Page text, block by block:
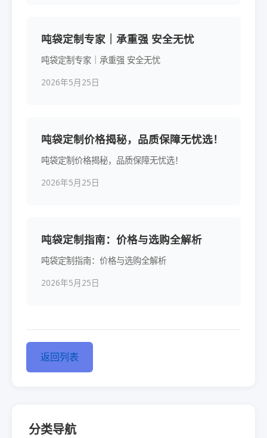
吨袋定制专家｜承重强 安全无忧
吨袋定制专家｜承重强 安全无忧
2026年5月25日
吨袋定制价格揭秘，品质保障无忧选！
吨袋定制价格揭秘，品质保障无忧选！
2026年5月25日
吨袋定制指南：价格与选购全解析
吨袋定制指南：价格与选购全解析
2026年5月25日
返回列表
分类导航